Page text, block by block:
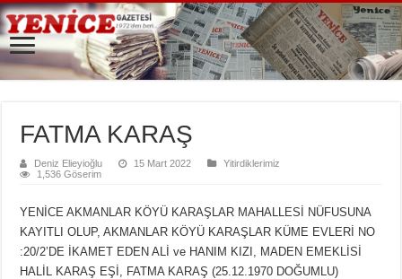
FATMA KARAŞ
Deniz Elieyioğlu 15 Mart 2022
Yitirdiklerimiz
1,536 Göserim
YENİCE AKMANLAR KÖYÜ KARAŞLAR MAHALLESİ NÜFUSUNA
KAYITLI OLUP, AKMANLAR KÖYÜ KARAŞLAR KÜME EVLERİ NO
:20/2’DE İKAMET EDEN ALİ ve HANIM KIZI, MADEN EMEKLİSİ
HALİL KARAŞ EŞİ, FATMA KARAŞ (25.12.1970 DOĞUMLU)